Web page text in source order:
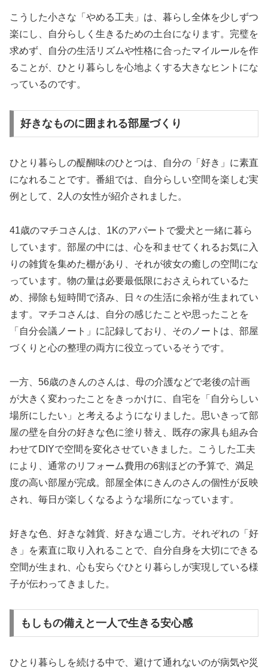
こうした小さな「やめる工夫」は、暮らし全体を少しずつ
楽にし、自分らしく生きるための土台になります。完璧を
求めず、自分の生活リズムや性格に合ったマイルールを作
ることが、ひとり暮らしを心地よくする大きなヒントにな
っているのです。
好きなものに囲まれる部屋づくり
ひとり暮らしの醍醐味のひとつは、自分の「好き」に素直
になれることです。番組では、自分らしい空間を楽しむ実
例として、2人の女性が紹介されました。
41歳のマチコさんは、1Kのアパートで愛犬と一緒に暮ら
しています。部屋の中には、心を和ませてくれるお気に入
りの雑貨を集めた棚があり、それが彼女の癒しの空間にな
っています。物の量は必要最低限におさえられているた
め、掃除も短時間で済み、日々の生活に余裕が生まれてい
ます。マチコさんは、自分の感じたことや思ったことを
「自分会議ノート」に記録しており、そのノートは、部屋
づくりと心の整理の両方に役立っているそうです。
一方、56歳のきんのさんは、母の介護などで老後の計画
が大きく変わったことをきっかけに、自宅を「自分らしい
場所にしたい」と考えるようになりました。思いきって部
屋の壁を自分の好きな色に塗り替え、既存の家具も組み合
わせてDIYで空間を変化させていきました。こうした工夫
により、通常のリフォーム費用の6割ほどの予算で、満足
度の高い部屋が完成。部屋全体にきんのさんの個性が反映
され、毎日が楽しくなるような場所になっています。
好きな色、好きな雑貨、好きな過ごし方。それぞれの「好
き」を素直に取り入れることで、自分自身を大切にできる
空間が生まれ、心も安らぐひとり暮らしが実現している様
子が伝わってきました。
もしもの備えと一人で生きる安心感
ひとり暮らしを続ける中で、避けて通れないのが病気や災